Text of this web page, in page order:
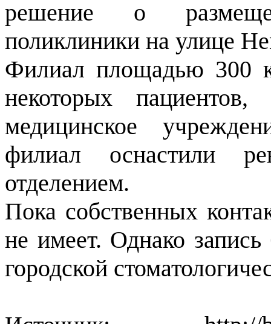
решение о
поликлиники на улице
Филиал площадью 300
некоторых пациентов,
медицинское
филиал оснастили
отделением.
Пока собственных
не имеет. Однако запись
городской